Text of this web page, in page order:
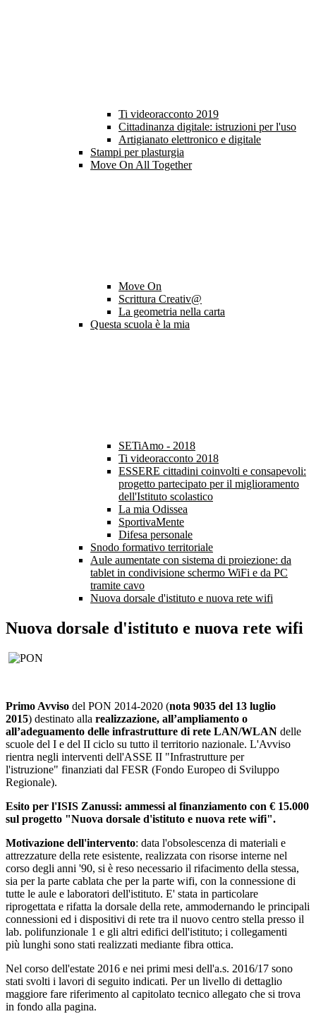
Ti videoracconto 2019
Cittadinanza digitale: istruzioni per l'uso
Artigianato elettronico e digitale
Stampi per plasturgia
Move On All Together
Move On
Scrittura Creativ@
La geometria nella carta
Questa scuola è la mia
SETiAmo - 2018
Ti videoracconto 2018
ESSERE cittadini coinvolti e consapevoli:
progetto partecipato per il miglioramento
dell'Istituto scolastico
La mia Odissea
SportivaMente
Difesa personale
Snodo formativo territoriale
Aule aumentate con sistema di proiezione: da
tablet in condivisione schermo WiFi e da PC
tramite cavo
Nuova dorsale d'istituto e nuova rete wifi
Nuova dorsale d'istituto e nuova rete wifi
Primo Avviso del PON 2014-2020 (nota 9035 del 13 luglio
2015) destinato alla realizzazione, all’ampliamento o
all’adeguamento delle infrastrutture di rete LAN/WLAN delle
scuole del I e del II ciclo su tutto il territorio nazionale. L'Avviso
rientra negli interventi dell'ASSE II "Infrastrutture per
l'istruzione" finanziati dal FESR (Fondo Europeo di Sviluppo
Regionale).
Esito per l'ISIS Zanussi: ammessi al finanziamento con € 15.000
sul progetto "Nuova dorsale d'istituto e nuova rete wifi".
Motivazione dell'intervento: data l'obsolescenza di materiali e
attrezzature della rete esistente, realizzata con risorse interne nel
corso degli anni '90, si è reso necessario il rifacimento della stessa,
sia per la parte cablata che per la parte wifi, con la connessione di
tutte le aule e laboratori dell'istituto. E' stata in particolare
riprogettata e rifatta la dorsale della rete, ammodernando le principali
connessioni ed i dispositivi di rete tra il nuovo centro stella presso il
lab. polifunzionale 1 e gli altri edifici dell'istituto; i collegamenti
più lunghi sono stati realizzati mediante fibra ottica.
Nel corso dell'estate 2016 e nei primi mesi dell'a.s. 2016/17 sono
stati svolti i lavori di seguito indicati. Per un livello di dettaglio
maggiore fare riferimento al capitolato tecnico allegato che si trova
in fondo alla pagina.